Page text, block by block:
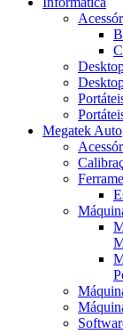
Megatek Auto